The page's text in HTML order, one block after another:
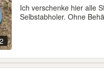
2
Ich verschenke hier alle
Selbstabholer. Ohne